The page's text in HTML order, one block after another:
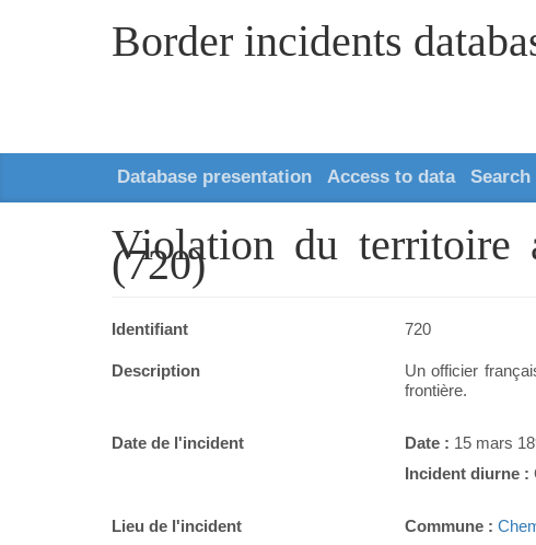
Border incidents
Database presentation Access to data Search
Violation du territoire
(720)
Identifiant 720
Description
Un officier
frontière.
Date de l'incident Date : 15 mars
Incident diurne :
Lieu de l'incident Commune :